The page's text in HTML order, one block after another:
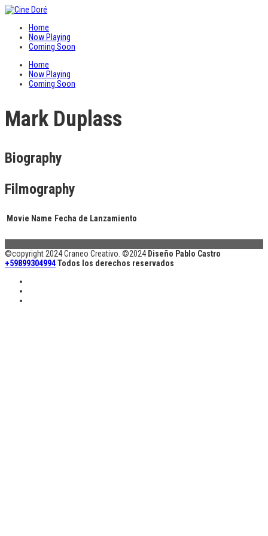
Home
Now Playing
Coming Soon
Home
Now Playing
Coming Soon
Mark Duplass
Biography
Filmography
Movie Name Fecha de Lanzamiento
©copyright 2024 Craneo Creativo. ©2024 Diseño Pablo Castro
+59899304994Todos los derechos reservados